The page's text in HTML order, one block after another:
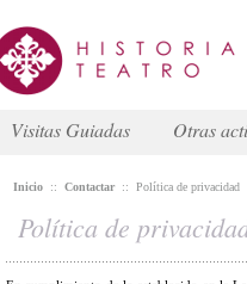
Visitas Guiadas Otras
Inicio :: Contactar :: Política de privacidad
Política de